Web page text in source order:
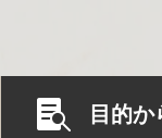
目的